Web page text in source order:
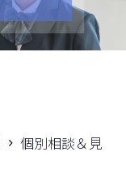
個別相談＆見